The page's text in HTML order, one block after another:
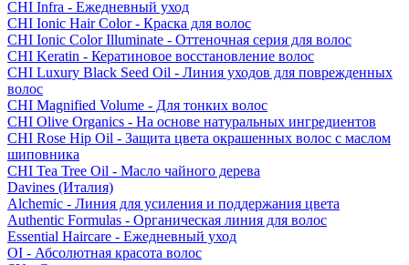
CHI Infra - Ежедневный уход
CHI Ionic Hair Color - Краска для волос
CHI Ionic Color Illuminate - Оттеночная серия для волос
CHI Keratin - Кератиновое восстановление волос
CHI Luxury Black Seed Oil - Линия уходов для поврежденных
волос
CHI Magnified Volume - Для тонких волос
CHI Olive Organics - На основе натуральных ингредиентов
CHI Rose Hip Oil - Защита цвета окрашенных волос с маслом
шиповника
CHI Tea Tree Oil - Масло чайного дерева
Davines (Италия)
Alchemic - Линия для усиления и поддержания цвета
Authentic Formulas - Органическая линия для волос
Essential Haircare - Eжедневный уход
OI - Абсолютная красота волос